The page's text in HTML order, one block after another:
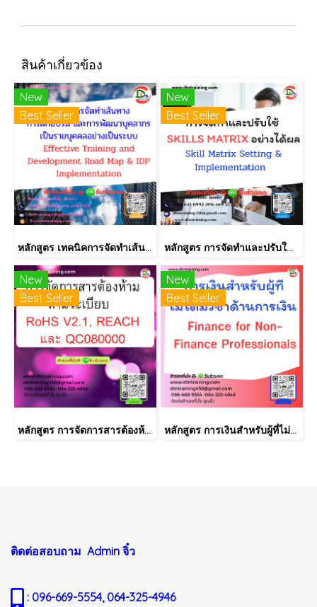
สินค้าเกี่ยวข้อง
New
Best Seller
หลักสูตร เทคนิคการจัดทำเส้นทางการฝึกอบรม และการพัฒนาบุคลากร เป็นรายบุคคลอย่างเป็นระบบ Effective Training and Development Road Map & IDP Implementation
New
Best Seller
หลักสูตร การจัดทำและปรับใช้ SKILLS MATRIX อย่างได้ผล Skill Matrix Setting & Implementation
New
Best Seller
หลักสูตร การจัดการสารต้องห้ามตามระเบียบ RoHS V2.1, REACH และ QC080000
New
Best Seller
หลักสูตร การเงินสำหรับผู้ที่ไม่ได้มีวิชาชีพด้านการเงิน (Finance for Non-Finance Professionals)
ติดต่อสอบถาม Admin จิ๋ว
: 096-669-5554, 064-325-4946